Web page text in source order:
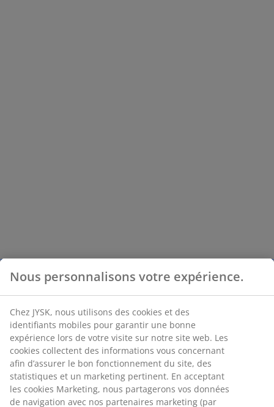
Nous personnalisons votre expérience.
Chez JYSK, nous utilisons des cookies et des
identifiants mobiles pour garantir une bonne
expérience lors de votre visite sur notre site web. Les
cookies collectent des informations vous concernant
afin d’assurer le bon fonctionnement du site, des
statistiques et un marketing pertinent. En acceptant
les cookies Marketing, nous partagerons vos données
de navigation avec nos partenaires marketing (par